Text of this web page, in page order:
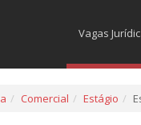
Vagas
Comercial Estágio